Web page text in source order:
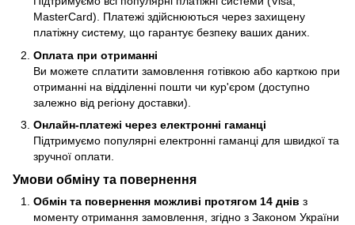
MasterCard). Платежі здійснюються через захищену
платіжну систему, що гарантує безпеку ваших даних.
Оплата при отриманні
Ви можете сплатити замовлення готівкою або карткою при
отриманні на відділенні пошти чи кур'єром (доступно
залежно від регіону доставки).
Онлайн-платежі через електронні гаманці
Підтримуємо популярні електронні гаманці для швидкої та
зручної оплати.
Умови обміну та повернення
Обмін та повернення можливі протягом 14 днів з
моменту отримання замовлення, згідно з Законом України